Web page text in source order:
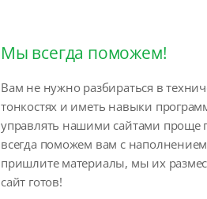
Мы всегда поможем!
Вам не нужно разбираться в
тонкостях и иметь навыки
управлять нашими сайтами проще
всегда поможем вам с
пришлите материалы, мы их
сайт готов!